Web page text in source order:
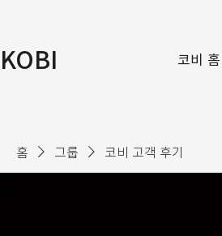
KOBI 코비 홈
홈 그룹 코비 고객 후기